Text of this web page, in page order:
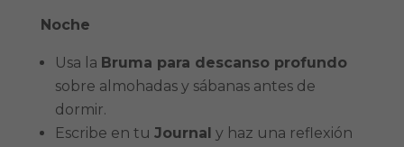
Noche
Usa la Bruma para descanso profundo
sobre almohadas y sábanas antes de
dormir.
Escribe en tu Journal y haz una reflexión